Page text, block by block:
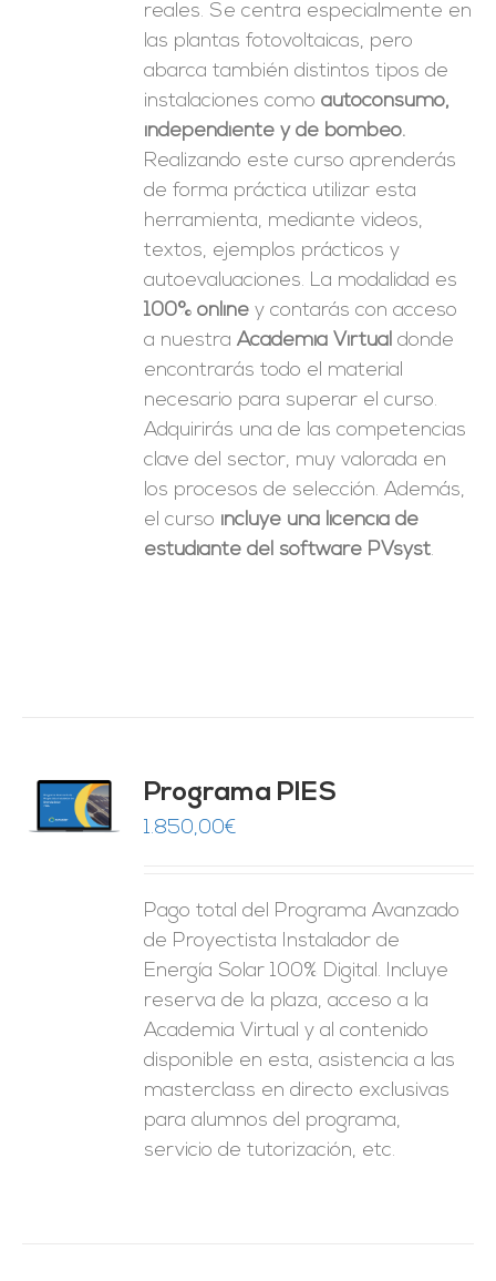
reales. Se centra especialmente en
las plantas fotovoltaicas, pero
abarca también distintos tipos de
instalaciones comoautoconsumo,
independiente y de bombeo.
Realizando este curso aprenderás
de forma práctica utilizar esta
herramienta, mediante videos,
textos, ejemplos prácticos y
autoevaluaciones. La modalidad es
100% online y contarás con acceso
a nuestraAcademia Virtual donde
encontrarás todo el material
necesario para superar el curso.
Adquirirás una de las competencias
clave del sector, muy valorada en
los procesos de selección. Además,
el curso incluye una licencia de
estudiante del software PVsyst.
Programa PIES
1.850,00€
Pago total del Programa Avanzado
de Proyectista Instalador de
Energía Solar 100% Digital. Incluye
reserva de la plaza, acceso a la
Academia Virtual y al contenido
disponible en esta, asistencia a las
masterclass en directo exclusivas
para alumnos del programa,
servicio de tutorización, etc.